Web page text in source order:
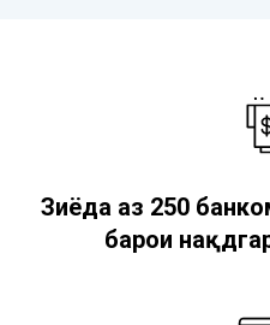
Зиёда аз 250
барои